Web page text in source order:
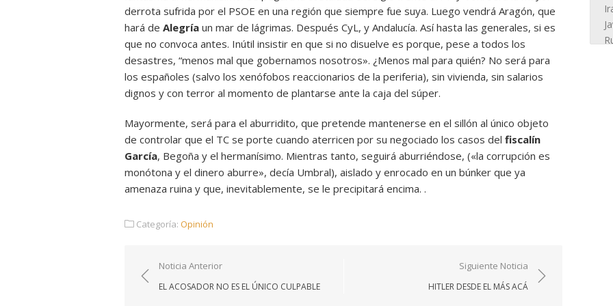
derrota sufrida por el PSOE en una región que siempre fue suya. Luego vendrá Aragón, que
hará de Alegría un mar de lágrimas. Después CyL, y Andalucía. Así hasta las generales, si es
que no convoca antes. Inútil insistir en que si no disuelve es porque, pese a todos los
desastres, “menos mal que gobernamos nosotros». ¿Menos mal para quién? No será para
los españoles (salvo los xenófobos reaccionarios de la periferia), sin vivienda, sin salarios
dignos y con terror al momento de plantarse ante la caja del súper.
Mayormente, será para el aburridito, que pretende mantenerse en el sillón al único objeto
de controlar que el TC se porte cuando aterricen por su negociado los casos del fiscalín
García, Begoña y el hermanísimo. Mientras tanto, seguirá aburriéndose, («la corrupción es
monótona y el dinero aburre», decía Umbral), aislado y enrocado en un búnker que ya
amenaza ruina y que, inevitablemente, se le precipitará encima. .
Categoría: Opinión
Navegación
de
Noticia Anterior
EL ACOSADOR NO ES EL ÚNICO CULPABLE
Siguiente Noticia
HITLER DESDE EL MÁS ACÁ